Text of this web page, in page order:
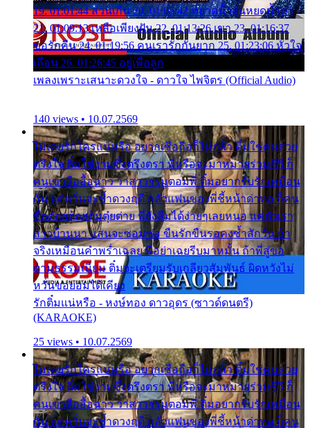
19. 01:01:44 ส่วนเกิน 20. 01:05:42 หยาดน้ำฝนหยดน้ำตา
21. 01:09:13 เหลือเพียงฝัน 22. 01:13:26 เขา 23. 01:16:37
ขอรักคืน 24. 01:19:56 คนเรารักกันยาก 25. 01:23:06 หัวใจ
เถื่อน 26. 01:26:45 อยู่เพื่อลูก
เพลงเพราะเสนาะดวงใจ - ดาวใจ ไพจิตร (Official Audio)
140 views • 10.07.2569
ไม่เคยรักใครแน่หรือ อยากเชื่อถือก็ไม่กล้า ติ๋มใช่คนสวย
ตรึงใจ ติ๋มใช่งามซึ้งตรึงตรา พี่หรือจะมาหมายร่วมชีวี ก็
คนเขาลืออื้อฉาว ว่าสาวๆรุมตอมพี่ ติ๋มอยากรับรักเหมือน
กัน แต่หวั่นจะช้ำดวงฤดี กลัวแฟนของพี่ชี้หน้าด่าทอ ก็คน
ชื่อต๋อยต้อยตุ้มตุ๋ยต่าย พี่ยังลืมได้ง่ายๆเลยหนอ แค่ตัวเรา
สาวบ้านนา แสนจะซอมซ่อ ขืนรักขืนรอคงช้ำสักวัน ถ้า
จริงเหมือนคำพร่ำเฉลย พี่อย่าเฉยรีบมาหมั้น ถ้าพี่สู่ขอ
ตามธรรมเนียม ติ๋มจะเตรียมรับเกลียวสัมพันธ์ ผิดหวังไม่
หวั่นขอยอมได้เคียง
รักติ๋มแน่หรือ - หงษ์ทอง ดาวอุดร (ซาวด์ดนตรี)
(KARAOKE)
25 views • 10.07.2569
ไม่เคยรักใครแน่หรือ อยากเชื่อถือก็ไม่กล้า ติ๋มใช่คนสวย
ตรึงใจ ติ๋มใช่งามซึ้งตรึงตรา พี่หรือจะมาหมายร่วมชีวี ก็
คนเขาลืออื้อฉาว ว่าสาวๆรุมตอมพี่ ติ๋มอยากรับรักเหมือน
กัน แต่หวั่นจะช้ำดวงฤดี กลัวแฟนของพี่ชี้หน้าด่าทอ ก็คน